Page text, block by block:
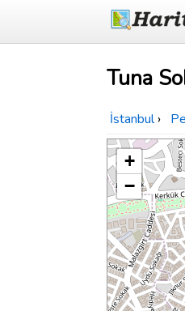
Tuna
İstanbul ›
+
−